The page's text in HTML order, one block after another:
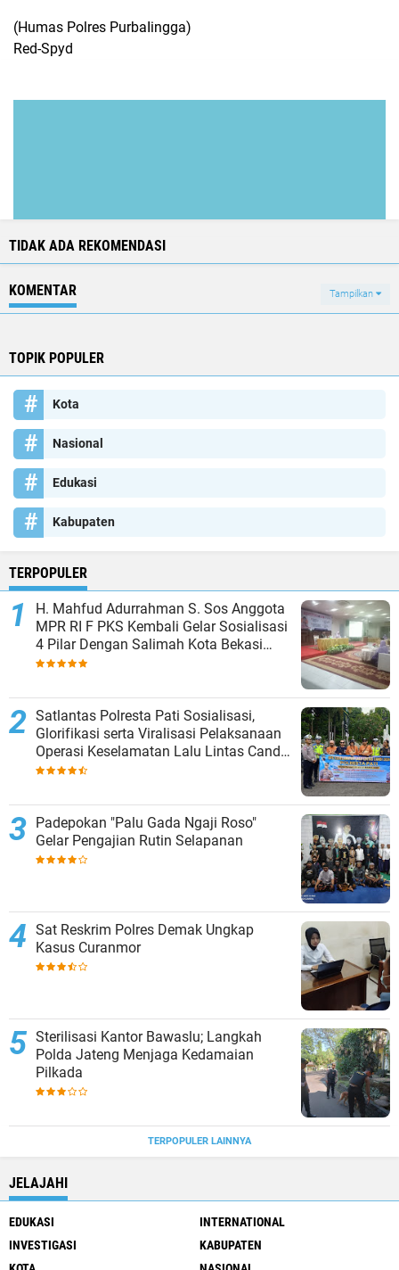
(Humas Polres PurbaIingga)
Red-Spyd
TIDAK ADA REKOMENDASI
KOMENTAR Tampilkan
TOPIK POPULER
Kota
Nasional
Edukasi
Kabupaten
TERPOPULER
H. Mahfud Adurrahman S. Sos Anggota
MPR RI F PKS Kembali Gelar Sosialisasi
4 Pilar Dengan Salimah Kota Bekasi
pada Masa Reses
Satlantas Polresta Pati Sosialisasi,
Glorifikasi serta Viralisasi Pelaksanaan
Operasi Keselamatan Lalu Lintas Candi
2024
Padepokan "Palu Gada Ngaji Roso"
Gelar Pengajian Rutin Selapanan
Sat Reskrim Polres Demak Ungkap
Kasus Curanmor
Sterilisasi Kantor Bawaslu; Langkah
Polda Jateng Menjaga Kedamaian
Pilkada
TERPOPULER LAINNYA
JELAJAHI
EDUKASI
INTERNATIONAL
INVESTIGASI
KABUPATEN